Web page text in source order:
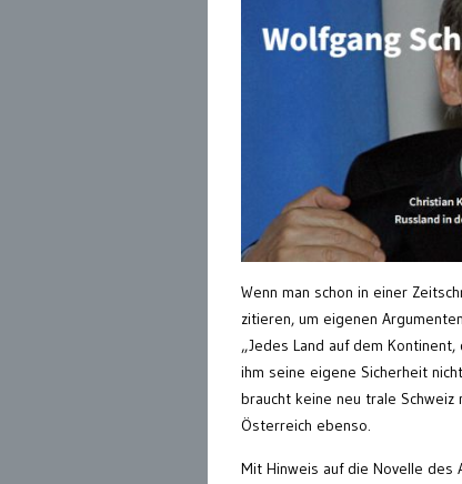
Wenn man schon in einer
zitieren, um eigenen
„Jedes Land auf dem
ihm seine eigene Sicherheit
braucht keine neu trale
Österreich ebenso.
Mit Hinweis auf die Novelle des